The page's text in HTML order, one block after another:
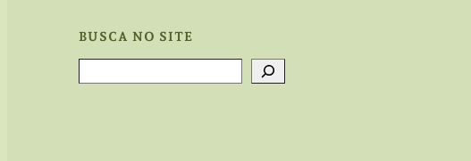
BUSCA NO SITE